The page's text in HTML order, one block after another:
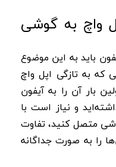
واچ به گوشی
باید به این موضوع
که به تازگی اپل واچ
بار آن را به آیفون
و نیاز است با
متصل کنید،‌ تفاوت
را به صورت جداگانه